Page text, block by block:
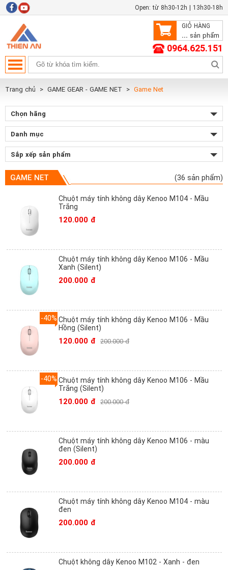
Open: từ 8h30-12h | 13h30-18h
GIỎ HÀNG
... sản phẩm
0964.625.151
Trang chủ GAME GEAR - GAME NET Game Net
Chọn hãng
Danh mục
Sắp xếp sản phẩm
GAME NET (36 sản phẩm)
Chuột máy tính không dây Kenoo M104 - Mầu
Trắng
120.000 đ
Chuột máy tính không dây Kenoo M106 - Mầu
Xanh (Silent)
200.000 đ
-40% Chuột máy tính không dây Kenoo M106 - Mầu
Hồng (Silent)
120.000 đ 200.000 đ
-40% Chuột máy tính không dây Kenoo M106 - Mầu
Trắng (Silent)
120.000 đ 200.000 đ
Chuột máy tính không dây Kenoo M106 - màu
đen (Silent)
200.000 đ
Chuột máy tính không dây Kenoo M104 - màu
đen
200.000 đ
Chuột không dây Kenoo M102 - Xanh - đen